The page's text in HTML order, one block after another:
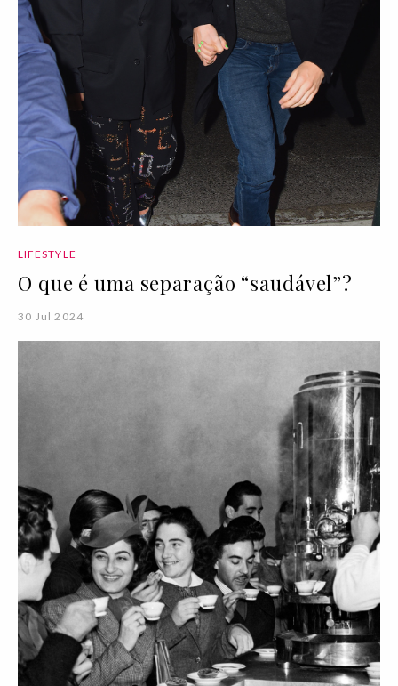
LIFESTYLE
O que é uma separação “saudável”?
30 Jul 2024